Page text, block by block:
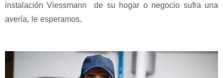
instalación Viessmann de su hogar o negocio sufra una
avería, le esperamos.